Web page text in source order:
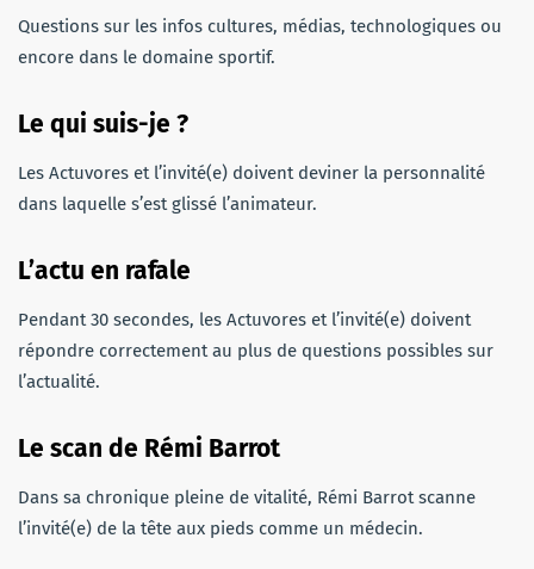
Questions sur les infos cultures, médias, technologiques ou
encore dans le domaine sportif.
Le qui suis-je ?
Les Actuvores et l’invité(e) doivent deviner la personnalité
dans laquelle s’est glissé l’animateur.
L’actu en rafale
Pendant 30 secondes, les Actuvores et l’invité(e) doivent
répondre correctement au plus de questions possibles sur
l’actualité.
Le scan de Rémi Barrot
Dans sa chronique pleine de vitalité, Rémi Barrot scanne
l’invité(e) de la tête aux pieds comme un médecin.